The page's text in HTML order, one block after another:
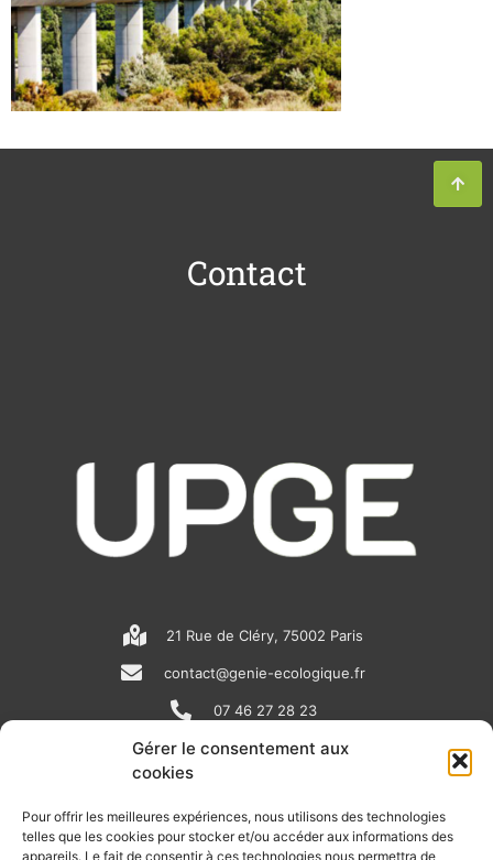
Gérer le consentement aux
cookies
Pour offrir les meilleures expériences, nous utilisons des technologies
telles que les cookies pour stocker et/ou accéder aux informations des
appareils. Le fait de consentir à ces technologies nous permettra de
Contact
21 Rue de Cléry, 75002 Paris
contact@genie-ecologique.fr
07 46 27 28 23
N
e
i
o